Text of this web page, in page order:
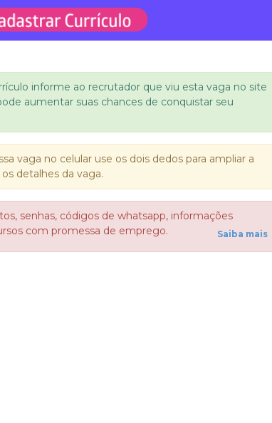
informe ao recrutador que viu esta vaga no site
aumentar suas chances de conquistar seu
vaga no celular use os dois dedos para ampliar a
detalhes da vaga.
senhas, códigos de whatsapp, informações
com promessa de emprego.
Saiba mais